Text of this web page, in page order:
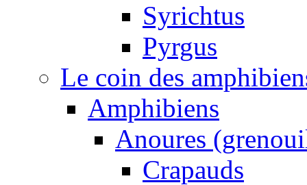
Syrichtus
Pyrgus
Le coin des
Amphibiens
Anoures
Crapauds